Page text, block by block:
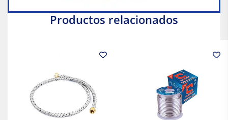
Productos relacionados